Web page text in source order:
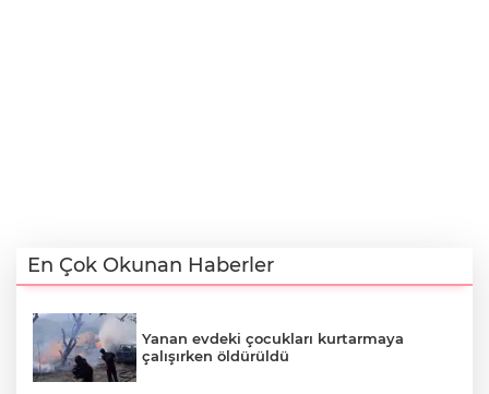
En Çok Okunan Haberler
Yanan evdeki çocukları kurtarmaya
çalışırken öldürüldü